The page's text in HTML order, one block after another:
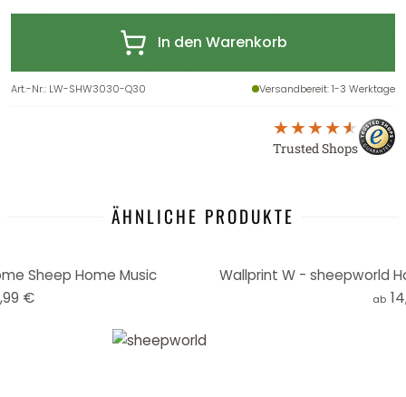
In den Warenkorb
Art.-Nr.: LW-SHW3030-Q30 Versandbereit: 1-3 Werktage
Trusted Shops
ÄHNLICHE PRODUKTE
Sheep Home Music
€
Wallprint W - sheepworld
ab